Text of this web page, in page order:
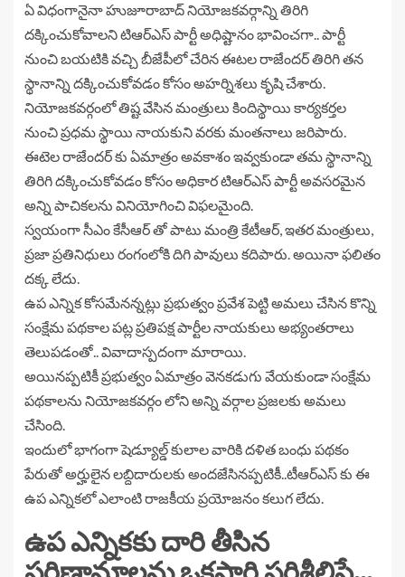
ఏ విధంగానైనా హుజూరాబాద్ నియోజకవర్గాన్ని తిరిగి
దక్కించుకోవాలని టిఆర్ఎస్ పార్టీ అధిష్టానం భావించగా.. పార్టీ
నుంచి బయటికి వచ్చి బీజేపీలో చేరిన ఈటల రాజేందర్ తిరిగి తన
స్థానాన్ని దక్కించుకోవడం కోసం అహర్నిశలు కృషి చేశారు.
నియోజకవర్గంలో తిష్ట వేసిన మంత్రులు కిందిస్థాయి కార్యకర్తల
నుంచి ప్రధమ స్థాయి నాయకుని వరకు మంతనాలు జరిపారు.
ఈటెల రాజేందర్ కు ఏమాత్రం అవకాశం ఇవ్వకుండా తమ స్థానాన్ని
తిరిగి దక్కించుకోవడం కోసం అధికార టిఆర్ఎస్ పార్టీ అవసరమైన
అన్ని పాచికలను వినియోగించి విఫలమైంది.
స్వయంగా సీఎం కేసీఆర్ తో పాటు మంత్రి కేటీఆర్, ఇతర మంత్రులు,
ప్రజా ప్రతినిధులు రంగంలోకి దిగి పావులు కదిపారు. అయినా ఫలితం
దక్క లేదు.
ఉప ఎన్నిక కోసమేనన్నట్లు ప్రభుత్వం ప్రవేశ పెట్టి అమలు చేసిన కొన్ని
సంక్షేమ పథకాల పట్ల ప్రతిపక్ష పార్టీల నాయకులు అభ్యంతరాలు
తెలుపడంతో.. వివాదాస్పదంగా మారాయి.
అయినప్పటికీ ప్రభుత్వం ఏమాత్రం వెనకడుగు వేయకుండా సంక్షేమ
పథకాలను నియోజకవర్గం లోని అన్ని వర్గాల ప్రజలకు అమలు
చేసింది.
ఇందులో భాగంగా షెడ్యూల్డ్ కులాల వారికి దళిత బంధు పథకం
పేరుతో అర్హులైన లబ్దిదారులకు అందజేసినప్పటికీ..టీఆర్ఎస్ కు ఈ
ఉప ఎన్నికలో ఎలాంటి రాజకీయ ప్రయోజనం కలుగ లేదు.
ఉప ఎన్నికకు దారి తీసిన